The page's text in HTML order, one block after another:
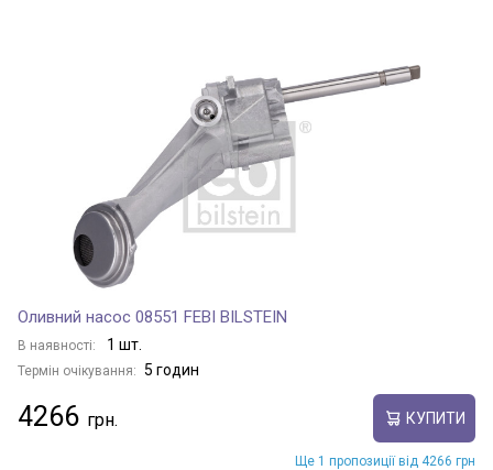
Оливний насос 08551 FEBI BILSTEIN
В наявності: 1 шт.
Термін очікування: 5 годин
4266 КУПИТИ
Ще 1 пропозиції від 4266 грн